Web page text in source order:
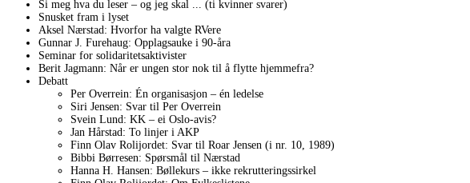
Si meg hva du leser – og jeg skal ... (ti kvinner svarer)
Snusket fram i lyset
Aksel Nærstad: Hvorfor ha valgte RVere
Gunnar J. Furehaug: Opplagsauke i 90-åra
Seminar for solidaritetsaktivister
Berit Jagmann: Når er ungen stor nok til å flytte hjemmefra?
Debatt
Per Overrein: Én organisasjon – én ledelse
Siri Jensen: Svar til Per Overrein
Svein Lund: KK – ei Oslo-avis?
Jan Hårstad: To linjer i AKP
Finn Olav Rolijordet: Svar til Roar Jensen (i nr. 10, 1989)
Bibbi Børresen: Spørsmål til Nærstad
Hanna H. Hansen: Bøllekurs – ikke rekrutteringssirkel